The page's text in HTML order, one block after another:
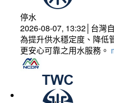
停水
2026-08-07, 13:32│台灣
為提升供水穩定度、降低
更安心可靠之用水服務。